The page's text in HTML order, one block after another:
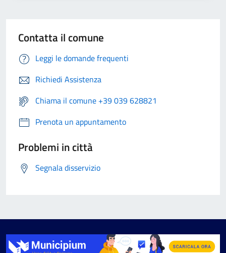
Contatta il comune
Leggi le domande frequenti
Richiedi Assistenza
Chiama il comune +39 039 628821
Prenota un appuntamento
Problemi in città
Segnala disservizio